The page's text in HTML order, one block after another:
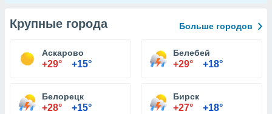
Крупные города Больше городов
Аскарово
+29° +15°
Белебей
+29° +18°
Белорецк
+28° +15°
Бирск
+27° +18°